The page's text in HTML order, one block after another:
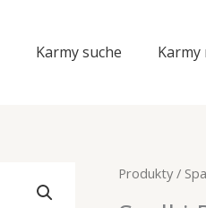
Karmy suche Karmy
Produkty/